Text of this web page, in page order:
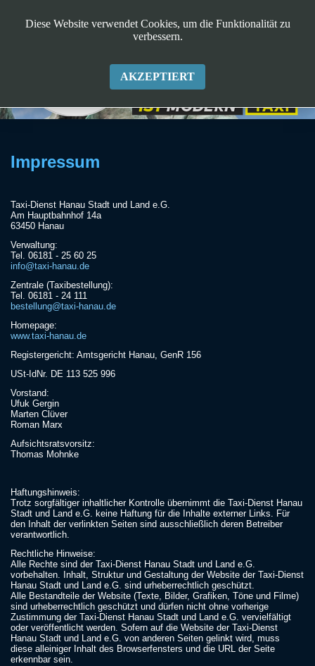
Impressum
Taxi-Dienst Hanau Stadt und Land e.G.
Am Hauptbahnhof 14a
63450 Hanau
Verwaltung:
Tel. 06181 - 25 60 25
info@taxi-hanau.de
Zentrale (Taxibestellung):
Tel. 06181 - 24 111
bestellung@taxi-hanau.de
Homepage:
www.taxi-hanau.de
Registergericht: Amtsgericht Hanau, GenR 156
USt-IdNr. DE 113 525 996
Vorstand:
Ufuk Gergin
Marten Clüver
Roman Marx
Aufsichtsratsvorsitz:
Thomas Mohnke
Haftungshinweis:
Trotz sorgfältiger inhaltlicher Kontrolle übernimmt die Taxi-Dienst Hanau
Stadt und Land e.G. keine Haftung für die Inhalte externer Links. Für
den Inhalt der verlinkten Seiten sind ausschließlich deren Betreiber
verantwortlich.
Rechtliche Hinweise:
Alle Rechte sind der Taxi-Dienst Hanau Stadt und Land e.G.
vorbehalten. Inhalt, Struktur und Gestaltung der Website der Taxi-Dienst
Hanau Stadt und Land e.G. sind urheberrechtlich geschützt.
Alle Bestandteile der Website (Texte, Bilder, Grafiken, Töne und Filme)
sind urheberrechtlich geschützt und dürfen nicht ohne vorherige
Zustimmung der Taxi-Dienst Hanau Stadt und Land e.G. vervielfältigt
oder veröffentlicht werden. Sofern auf die Website der Taxi-Dienst
Hanau Stadt und Land e.G. von anderen Seiten gelinkt wird, muss
diese alleiniger Inhalt des Browserfensters und die URL der Seite
erkennbar sein.
Diese Website verwendet Cookies, um die Funktionalität zu
verbessern.
AKZEPTIERT